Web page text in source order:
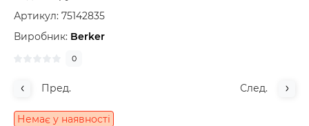
Артикул: 75142835
Виробник: Berker
0
Пред. След.
Немає у наявності